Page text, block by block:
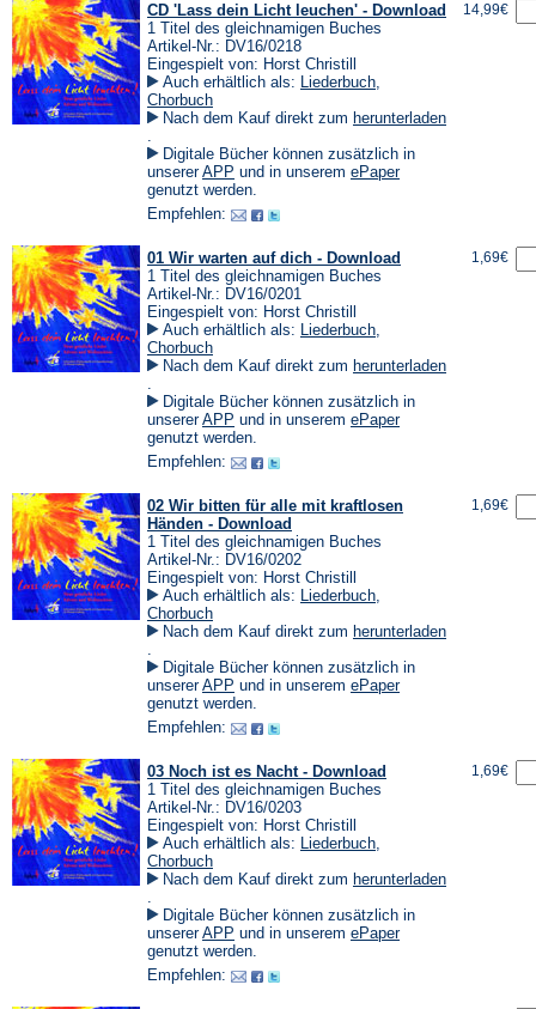
CD 'Lass dein Licht leuchen' - Download
1 Titel des gleichnamigen Buches
Artikel-Nr.: DV16/0218
Eingespielt von: Horst Christill
Auch erhältlich als: Liederbuch,
Chorbuch
Nach dem Kauf direkt zum herunterladen
in
einem
neuen
Tab)
.
Digitale Bücher können zusätzlich in
unsererAPP (Öffnet
in
neuen
und in unserem ePaper(Öffnet
genutzt werden.
Empfehlen:
14,99€
01 Wir warten auf dich - Download
1 Titel des gleichnamigen Buches
Artikel-Nr.: DV16/0201
Eingespielt von: Horst Christill
Auch erhältlich als: Liederbuch,
Chorbuch
Nach dem Kauf direkt zum herunterladen
in
einem
neuen
Tab)
.
Digitale Bücher können zusätzlich in
unsererAPP (Öffnet
in
neuen
und in unserem ePaper(Öffnet
genutzt werden.
Empfehlen:
1,69€
02 Wir bitten für alle mit kraftlosen
Händen - Download
1 Titel des gleichnamigen Buches
Artikel-Nr.: DV16/0202
Eingespielt von: Horst Christill
Auch erhältlich als: Liederbuch,
Chorbuch
Nach dem Kauf direkt zum herunterladen
in
einem
neuen
Tab)
.
Digitale Bücher können zusätzlich in
unsererAPP (Öffnet
in
neuen
und in unserem ePaper(Öffnet
genutzt werden.
Empfehlen:
1,69€
03 Noch ist es Nacht - Download
1 Titel des gleichnamigen Buches
Artikel-Nr.: DV16/0203
Eingespielt von: Horst Christill
Auch erhältlich als: Liederbuch,
Chorbuch
Nach dem Kauf direkt zum herunterladen
in
einem
neuen
Tab)
.
Digitale Bücher können zusätzlich in
unsererAPP (Öffnet
in
neuen
und in unserem ePaper(Öffnet
genutzt werden.
Empfehlen:
1,69€